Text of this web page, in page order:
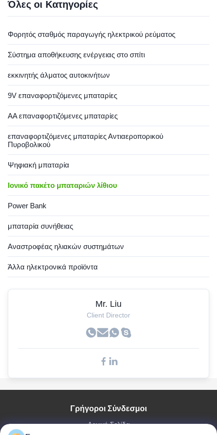
wave) USB Output USB 2-
port: QC3.0 22.5W
PD45W DC Output DC5521 ×
2: 12V5Asmoke Lighter:
Όλες οι Κατηγορίες
Φορητός σταθμός παραγωγής ηλεκτρικού ρεύματος
Σύστημα αποθήκευσης ενέργειας στο σπίτι
εκκινητής άλματος αυτοκινήτων
9V επαναφορτιζόμενες μπαταρίες
AA επαναφορτιζόμενες μπαταρίες
επαναφορτιζόμενες μπαταρίες Αντιαεροπορικού
Πυροβολικού
Ψηφιακή μπαταρία
Ιονικό πακέτο μπαταριών λίθιου
Power Bank
μπαταρία συνήθειας
Αναστροφέας ηλιακών συστημάτων
Άλλα ηλεκτρονικά προϊόντα
Mr. Liu
Client Director
Γρήγοροι Σύνδεσμοι
Αρχική Σελίδα